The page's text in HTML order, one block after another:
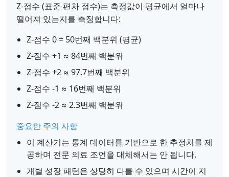
Z-점수 (표준 편차 점수)는 측정값이 평균에서 얼마나
떨어져 있는지를 측정합니다:
Z-점수 0 = 50번째 백분위 (평균)
Z-점수 +1 ≈ 84번째 백분위
Z-점수 +2 ≈ 97.7번째 백분위
Z-점수 -1 ≈ 16번째 백분위
Z-점수 -2 ≈ 2.3번째 백분위
중요한 주의 사항
이 계산기는 통계 데이터를 기반으로 한 추정치를 제
공하며 전문 의료 조언을 대체해서는 안 됩니다.
개별 성장 패턴은 상당히 다를 수 있으며 시간이 지